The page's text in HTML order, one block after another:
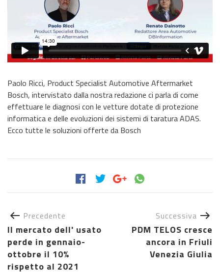
Paolo Ricci, Product Specialist Automotive Aftermarket
Bosch, intervistato dalla nostra redazione ci parla di come
effettuare le diagnosi con le vetture dotate di protezione
informatica e delle evoluzioni dei sistemi di taratura ADAS.
Ecco tutte le soluzioni offerte da Bosch
Precedente
Il mercato dell' usato
perde in gennaio-
ottobre il 10%
rispetto al 2021
Successiva
PDM TELOS cresce
ancora in Friuli
Venezia Giulia